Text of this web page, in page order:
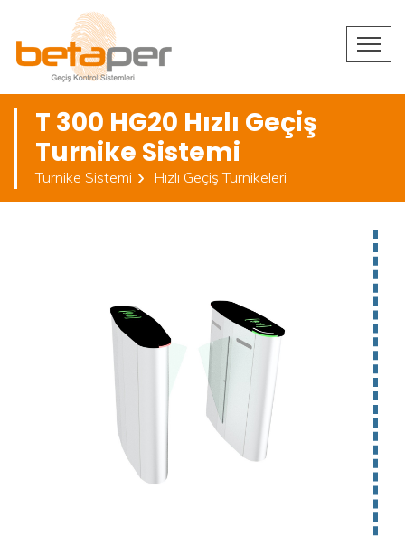
T 300 HG20 Hızlı Geçiş
Turnike Sistemi
Turnike Sistemi Hızlı Geçiş Turnikeleri